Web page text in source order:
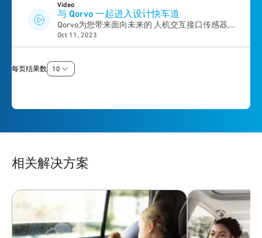
产生不利影响。 该网络研讨会讨论了支持车辆连
接的技术，以及高选择性过滤器解决方案如何解决
Wi-Fi与V2X的共存问题，从而实现车辆通信或V2X
与ETC的共存。
Video
与 Qorvo 一起进入设计快车道
Qorvo为您带来面向未来的 人机交互接口传感器,
超宽带（UWB） 和高性能电源管理解决方案。
Oct 11, 2023
每页结果数 10
相关解决方案